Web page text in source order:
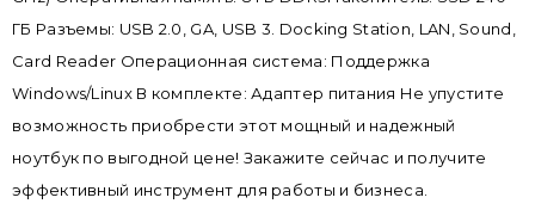
ГБ Разъемы: USB 2.0, GA, USB 3. Docking Station, LAN, Sound,
Card Reader Операционная система: Поддержка
Windows/Linux В комплекте: Адаптер питания Не упустите
возможность приобрести этот мощный и надежный
ноутбук по выгодной цене! Закажите сейчас и получите
эффективный инструмент для работы и бизнеса.